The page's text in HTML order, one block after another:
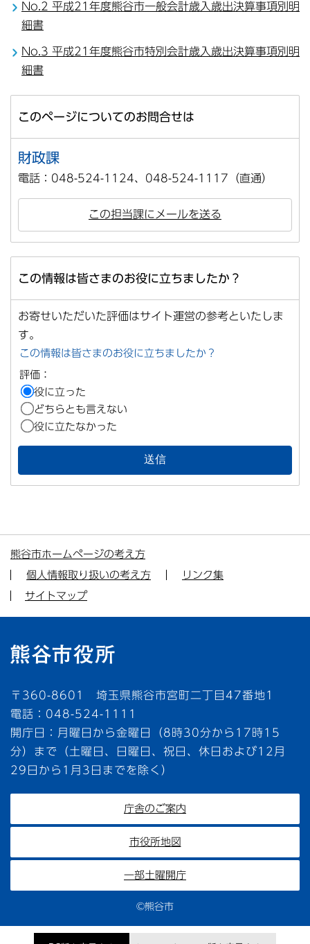
No.2 平成21年度熊谷市一般会計歳入歳出決算事項別明
細書
No.3 平成21年度熊谷市特別会計歳入歳出決算事項別明
細書
このページについてのお問合せは
財政課
電話：048-524-1124、048-524-1117（直通）
この担当課にメールを送る
この情報は皆さまのお役に立ちましたか？
お寄せいただいた評価はサイト運営の参考といたしま
す。
この情報は皆さまのお役に立ちましたか？
評価：
役に立った
どちらとも言えない
役に立たなかった
熊谷市ホームページの考え方
個人情報取り扱いの考え方
リンク集
サイトマップ
〒360-8601 埼玉県熊谷市宮町二丁目47番地1
電話：048-524-1111
開庁日：月曜日から金曜日（8時30分から17時15
分）まで（土曜日、日曜日、祝日、休日および12月
29日から1月3日までを除く）
庁舎のご案内
市役所地図
一部土曜開庁
©熊谷市